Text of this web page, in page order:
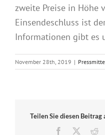
zweite Preise in Höhe
Einsendeschluss ist
Informationen gibt es
November 28th, 2019 |
Teilen Sie diesen
Facebook